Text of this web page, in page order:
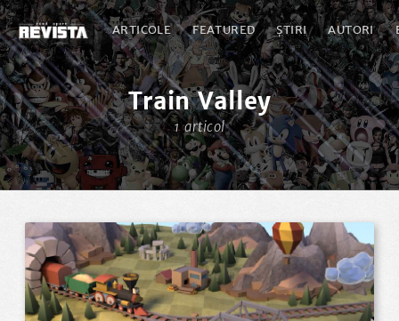
ARTICOLE FEATURED ȘTIRI AUTORI
Train Valley
1 articol